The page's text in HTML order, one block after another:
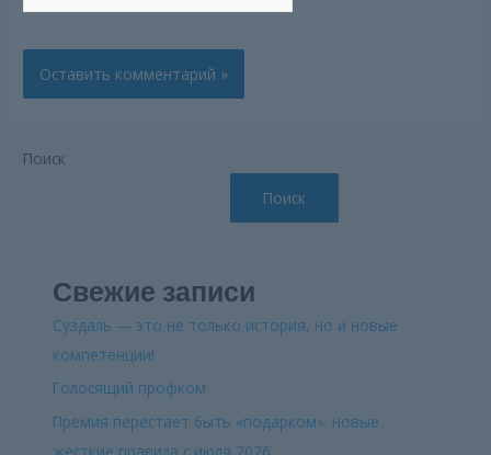
Поиск
Поиск
Свежие записи
Суздаль — это не только история, но и новые
компетенции!
Голосящий профком
Премия перестает быть «подарком»: новые